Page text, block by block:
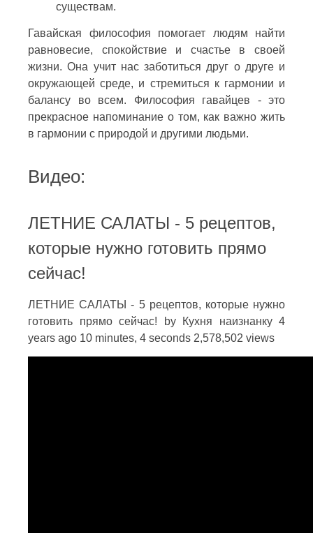
существам.
Гавайская философия помогает людям найти
равновесие, спокойствие и счастье в своей
жизни. Она учит нас заботиться друг о друге и
окружающей среде, и стремиться к гармонии и
балансу во всем. Философия гавайцев - это
прекрасное напоминание о том, как важно жить
в гармонии с природой и другими людьми.
Видео:
ЛЕТНИЕ САЛАТЫ - 5 рецептов,
которые нужно готовить прямо
сейчас!
ЛЕТНИЕ САЛАТЫ - 5 рецептов, которые нужно
готовить прямо сейчас! by Кухня наизнанку 4
years ago 10 minutes, 4 seconds 2,578,502 views